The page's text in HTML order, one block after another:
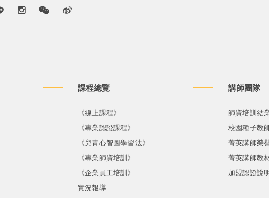
課程總覽
《線上課程》
《專業認證課程》
《兒青心智圖學習法》
《專業師資培訓》
《企業員工培訓》
實況報導
講師團隊
師資培訓結
校園種子教
菁英講師榮
菁英講師教
加盟認證說